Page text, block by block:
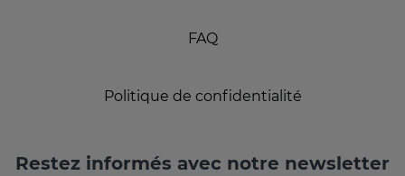
FAQ
Politique de confidentialité
Restez informés avec notre newsletter